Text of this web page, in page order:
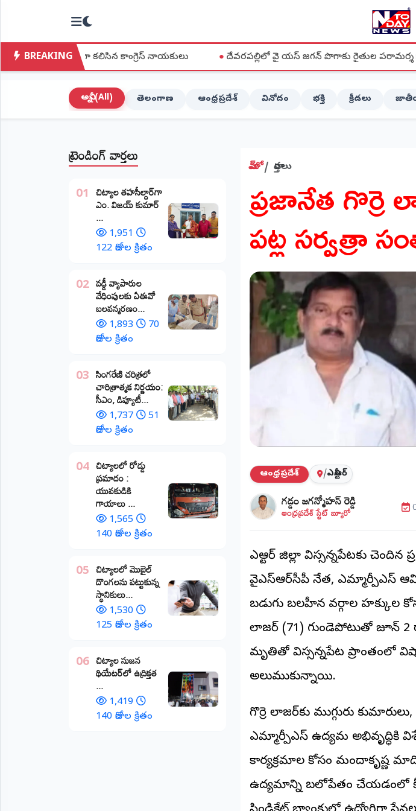
NTODAY×
హోమ్
BREAKING
కలిసిన కాంగ్రెస్ నాయకులు ●దేవరపల్లిలో వై యస్ జగన్ పొగాకు రైతుల పరామర్శ కార్యక్రమంలో పాల్గొన్న
అన్నీ (All) తెలంగాణ ఆంధ్రప్రదేశ్ వినోదం భక్తి క్రీడలు
ట్రెండింగ్ వార్తలు
01 ​చిట్యాల తహసీల్దార్‌గా
ఎం. విజయ్ కుమార్
...
1,951
122 రోజుల క్రితం
02 వడ్డీ వ్యాపారుల
వేధింపులకు ఏఈవో
బలవన్మరణం...
1,893
70
రోజుల క్రితం
03 ​సింగరేణి చరిత్రలో
చారిత్రాత్మక నిర్ణయం:
సీఎం, డిప్యూటీ...
1,737
51
రోజుల క్రితం
04 చిట్యాలలో రోడ్డు
ప్రమాదం :
యువకుడికి
గాయాలు ​...
1,565
140 రోజుల క్రితం
05 చిట్యాలలో మొబైల్
దొంగలను పట్టుకున్న
స్థానికులు...
1,530
125 రోజుల క్రితం
06 చిట్యాల సుజన
థియేటర్‌లో ఉద్రిక్తత
...
1,419
140 రోజుల క్రితం
హోమ్ వార్తలు
ప్రజానేత గొర్రె
పట్ల సర్వత్రా
ఆంధ్రప్రదేశ్ /ఎన్టీఆర్
గడ్డం జగన్మోహన్ రెడ్డి
ఆంధ్రప్రదేశ్ స్టేట్ బ్యూరో
ఎన్టీఆర్ జిల్లా విస్సన్నపేటకు చెందిన
వైఎస్ఆర్‌సీపీ నేత, ఎమ్మార్పీఎస్
బడుగు బలహీన వర్గాల హక్కుల
లాజర్ (71) గుండెపోటుతో జూన్
మృతితో విస్సన్నపేట ప్రాంతంలో
అలుముకున్నాయి.
గొర్రె లాజర్‌కు ముగ్గురు
ఎమ్మార్పీఎస్ ఉద్యమ అభివృద్ధికి
కార్యక్రమాల కోసం మందాకృష్ణ
ఉద్యమాన్ని బలోపేతం చేయడంలో